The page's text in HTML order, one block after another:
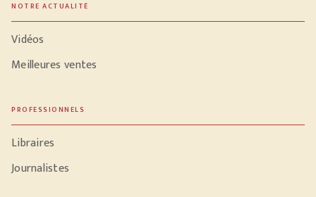
NOTRE ACTUALITÉ
Vidéos
Meilleures ventes
PROFESSIONNELS
Libraires
Journalistes